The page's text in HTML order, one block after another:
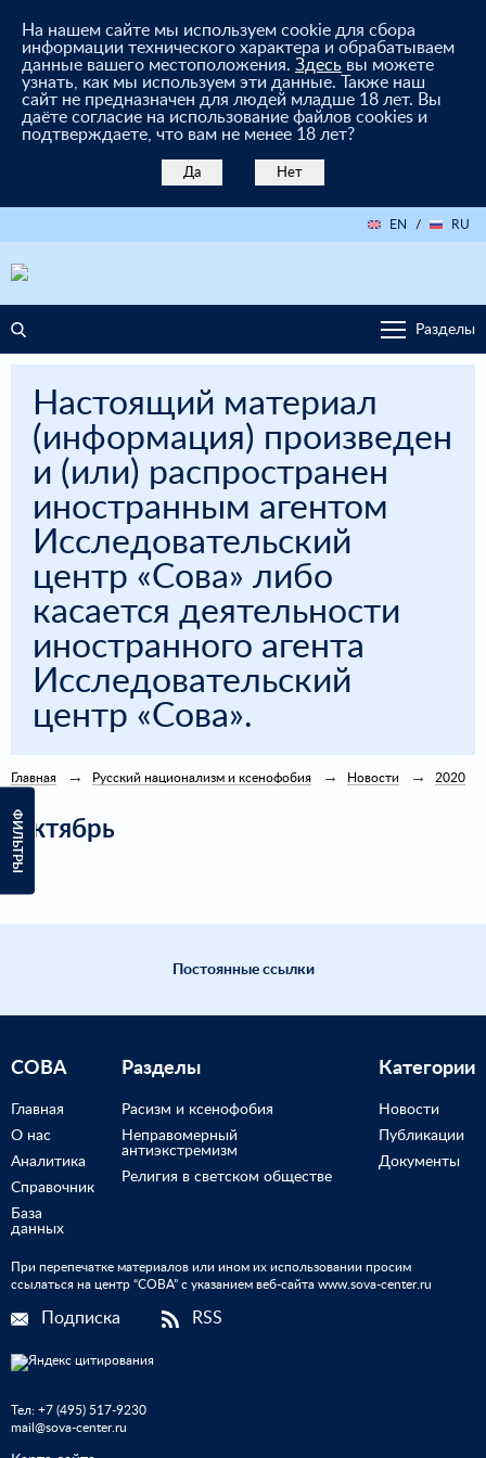
На нашем сайте мы используем cookie для сбора
информации технического характера и обрабатываем
данные вашего местоположения. Здесь вы можете
узнать, как мы используем эти данные. Также наш
сайт не предназначен для людей младше 18 лет. Вы
даёте согласие на использование файлов cookies и
подтверждаете, что вам не менее 18 лет?
Да Нет
EN / RU
Разделы
Настоящий материал
(информация) произведен
и (или) распространен
иностранным агентом
Исследовательский
центр «Сова» либо
касается деятельности
иностранного агента
Исследовательский
центр «Сова».
ФИЛЬТРЫ
Главная Русский национализм и ксенофобия Новости 2020
Октябрь
Постоянные ссылки
СОВА
Главная
О нас
Аналитика
Справочник
База
данных
Разделы
Расизм и ксенофобия
Неправомерный
антиэкстремизм
Религия в светском обществе
Категории
Новости
Публикации
Документы
При перепечатке материалов или ином их использовании просим
ссылаться на центр “СОВА” с указанием веб-сайта www.sova-center.ru
Подписка RSS
Тел: +7 (495) 517-9230
mail@sova-center.ru